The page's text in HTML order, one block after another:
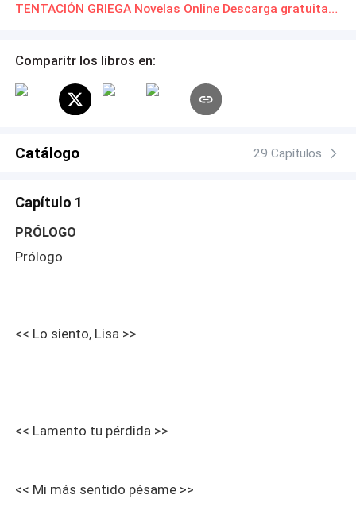
De Odio al Amor POV en primera persona TENTACIÓN GRIEGA Novelas Online Descarga gratuita de PDF
Comparitr los libros en:
Catálogo 29 Capítulos
Capítulo 1
PRÓLOGO
Prólogo
<< Lo siento, Lisa >>
<< Lamento tu pérdida >>
<< Mi más sentido pésame >>